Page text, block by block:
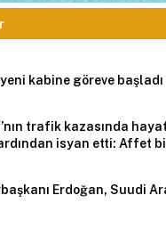
yeni kabine göreve başladı
trafik kazasında
isyan etti: Affet
Erdoğan, Suudi